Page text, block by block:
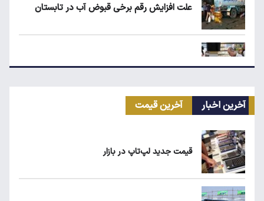
علت افزایش رقم برخی قبوض آب در تابستان
مرغ گران می‌شود
ماجرای محدودیت گوشت برزیلی در اروپا
آخرین اخبار آخرین قیمت
قیمت جدید لپ‌تاپ در بازار